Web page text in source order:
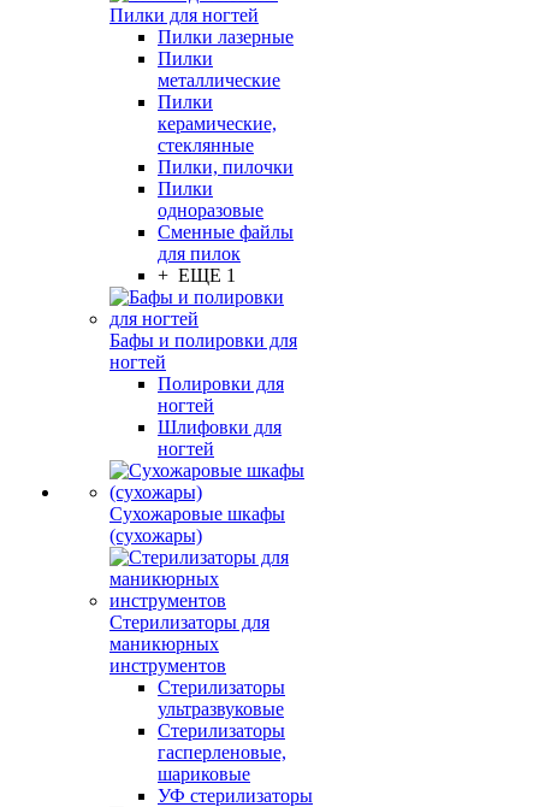
Пилки для ногтей
Пилки лазерные
Пилки
металлические
Пилки
керамические,
стеклянные
Пилки, пилочки
Пилки
одноразовые
Сменные файлы
для пилок
+ ЕЩЕ 1
Бафы и полировки для
ногтей
Полировки для
ногтей
Шлифовки для
ногтей
Сухожаровые шкафы
(сухожары)
Стерилизаторы для
маникюрных
инструментов
Стерилизаторы
ультразвуковые
Стерилизаторы
гасперленовые,
шариковые
УФ стерилизаторы